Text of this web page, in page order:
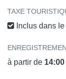
TAXE
Inclus dans
à partir de 14:00